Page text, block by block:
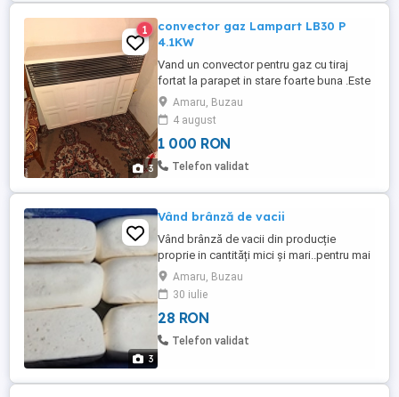
3
1
convector gaz Lampart LB30 P
4.1KW
Vand un convector pentru gaz cu tiraj
fortat la parapet in stare foarte buna .Este
montat pe perete si conectat la reteaua de
gaze naturale
Amaru, Buzau
4 august
1 000 RON
Telefon validat
3
Vând brânză de vacii
Vând brânză de vacii din producție
proprie in cantități mici și mari..pentru mai
multe detalii sunați la Nr
Amaru, Buzau
30 iulie
28 RON
Telefon validat